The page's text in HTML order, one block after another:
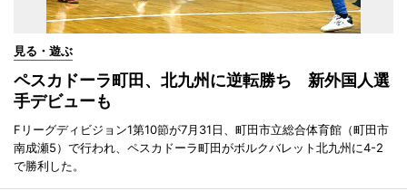
見る・遊ぶ
ペスカドーラ町田、北九州に逆転勝ち 新外国人選
手デビューも
Fリーグディビジョン1第10節が7月31日、町田市立総合体育館（町田市
南成瀬5）で行われ、ペスカドーラ町田がボルクバレット北九州に4-2
で勝利した。